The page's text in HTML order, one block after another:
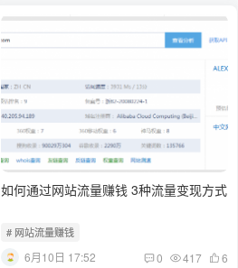
如何通过网站流量赚钱 3种流量变现方式
# 网站流量赚钱
6月10日 17:52 0 417 6